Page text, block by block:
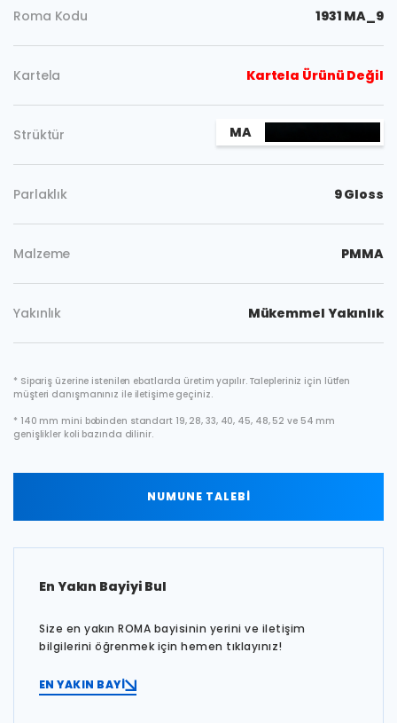
Roma Kodu 1931 MA_9
Kartela Kartela Ürünü Değil
Strüktür MA
Parlaklık 9 Gloss
Malzeme PMMA
Yakınlık Mükemmel Yakınlık
* Sipariş üzerine istenilen ebatlarda üretim yapılır. Talepleriniz için lütfen
müşteri danışmanınız ile iletişime geçiniz.
* 140 mm mini bobinden standart 19, 28, 33, 40, 45, 48, 52 ve 54 mm
genişlikler koli bazında dilinir.
NUMUNE TALEBİ
En Yakın Bayiyi Bul
Size en yakın ROMA bayisinin yerini ve iletişim
bilgilerini öğrenmek için hemen tıklayınız!
EN YAKIN BAYİ